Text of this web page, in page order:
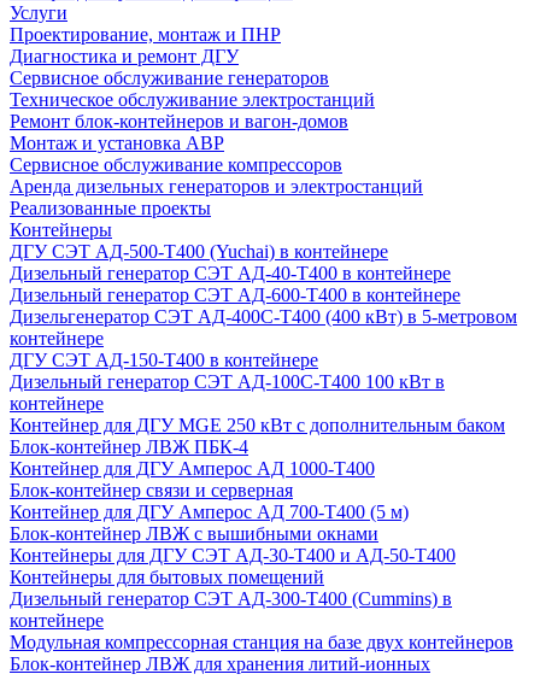
Услуги
Проектирование, монтаж и ПНР
Диагностика и ремонт ДГУ
Сервисное обслуживание генераторов
Техническое обслуживание электростанций
Ремонт блок-контейнеров и вагон-домов
Монтаж и установка АВР
Сервисное обслуживание компрессоров
Аренда дизельных генераторов и электростанций
Реализованные проекты
Контейнеры
ДГУ СЭТ АД-500-Т400 (Yuchai) в контейнере
Дизельный генератор СЭТ АД-40-Т400 в контейнере
Дизельный генератор СЭТ АД-600-Т400 в контейнере
Дизельгенератор СЭТ АД-400С-Т400 (400 кВт) в 5-метровом
контейнере
ДГУ СЭТ АД-150-Т400 в контейнере
Дизельный генератор СЭТ АД-100С-Т400 100 кВт в
контейнере
Контейнер для ДГУ MGE 250 кВт с дополнительным баком
Блок-контейнер ЛВЖ ПБК-4
Контейнер для ДГУ Амперос АД 1000-Т400
Блок-контейнер связи и серверная
Контейнер для ДГУ Амперос АД 700-Т400 (5 м)
Блок-контейнер ЛВЖ с вышибными окнами
Контейнеры для ДГУ СЭТ АД-30-Т400 и АД-50-Т400
Контейнеры для бытовых помещений
Дизельный генератор СЭТ АД-300-Т400 (Cummins) в
контейнере
Модульная компрессорная станция на базе двух контейнеров
Блок-контейнер ЛВЖ для хранения литий-ионных